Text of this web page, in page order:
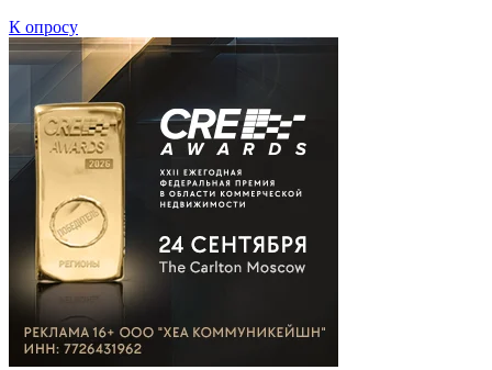
К опросу